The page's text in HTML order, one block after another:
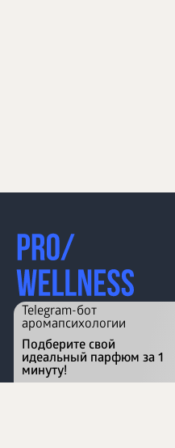
Перейти на сайт
Telegram-бот
аромапсихологии
Подберите свой
идеальный парфюм за 1
минуту!